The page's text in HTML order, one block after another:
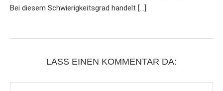
Bei diesem Schwierigkeitsgrad handelt […]
LASS EINEN KOMMENTAR DA: